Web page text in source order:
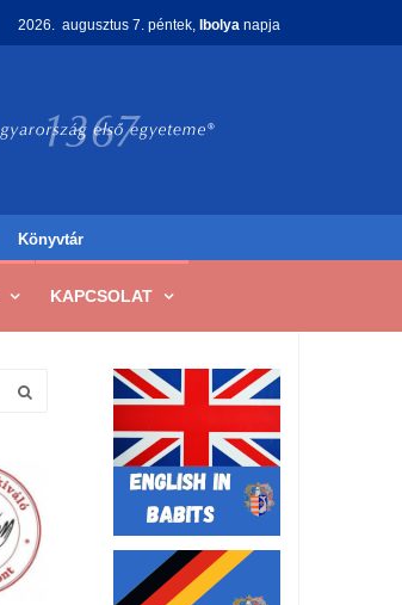
2026. augusztus 7. péntek, Ibolya napja
Könyvtár
KAPCSOLAT